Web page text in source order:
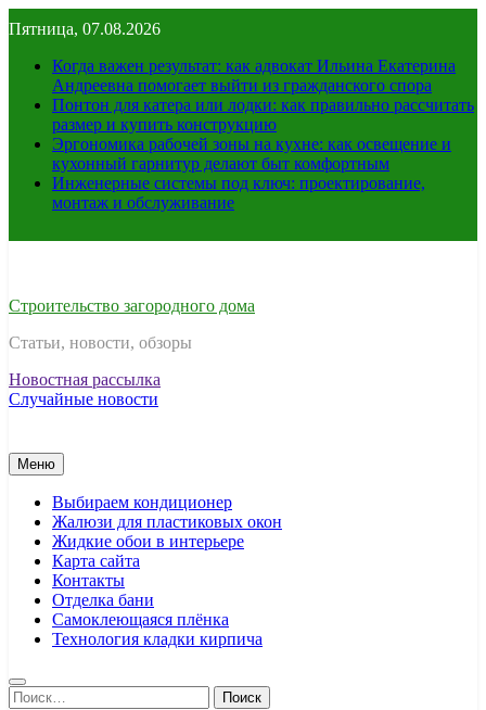
к
содержимому
Пятница, 07.08.2026
Когда важен результат: как адвокат Ильина Екатерина
Андреевна помогает выйти из гражданского спора
Понтон для катера или лодки: как правильно рассчитать
размер и купить конструкцию
Эргономика рабочей зоны на кухне: как освещение и
кухонный гарнитур делают быт комфортным
Инженерные системы под ключ: проектирование,
монтаж и обслуживание
Строительство загородного дома
Статьи, новости, обзоры
Новостная рассылка
Случайные новости
Меню
Выбираем кондиционер
Жалюзи для пластиковых окон
Жидкие обои в интерьере
Карта сайта
Контакты
Отделка бани
Самоклеющаяся плёнка
Технология кладки кирпича
Найти: